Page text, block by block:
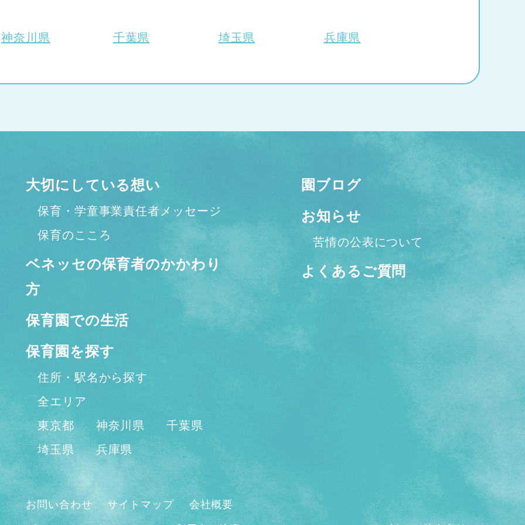
神奈川県 千葉県 埼玉県 兵庫県
大切にしている想い
保育・学童事業責任者メッセージ
保育のこころ
ベネッセの保育者のかかわり
方
保育園での生活
保育園を探す
住所・駅名から探す
全エリア
東京都
神奈川県
千葉県
埼玉県
兵庫県
園ブログ
お知らせ
苦情の公表について
よくあるご質問
お問い合わせ サイトマップ 会社概要